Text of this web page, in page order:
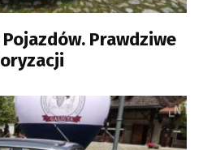
Prawdziwe